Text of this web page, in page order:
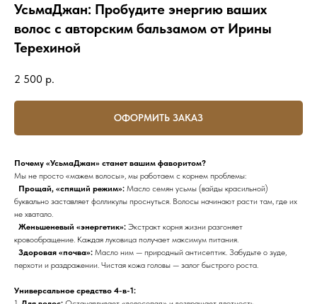
УсьмаДжан: Пробудите энергию ваших
волос с авторским бальзамом от Ирины
Терехиной
2 500 р.
ОФОРМИТЬ ЗАКАЗ
Почему «УсьмаДжан» станет вашим фаворитом?
Мы не просто «мажем волосы», мы работаем с корнем проблемы:
Прощай, «спящий режим»: Масло семян усьмы (вайды красильной)
буквально заставляет фолликулы проснуться. Волосы начинают расти там, где их
не хватало.
Женьшеневый «энергетик»: Экстракт корня жизни разгоняет
кровообращение. Каждая луковица получает максимум питания.
Здоровая «почва»: Масло ним — природный антисептик. Забудьте о зуде,
перхоти и раздражении. Чистая кожа головы — залог быстрого роста.
Универсальное средство 4-в-1: